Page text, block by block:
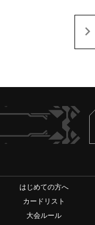
はじめての方へ
カードリスト
大会ルール